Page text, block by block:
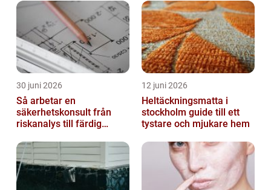
30 juni 2026
Så arbetar en
säkerhetskonsult från
riskanalys till färdig
12 juni 2026
Heltäckningsmatta i
stockholm guide till ett
tystare och mjukare hem